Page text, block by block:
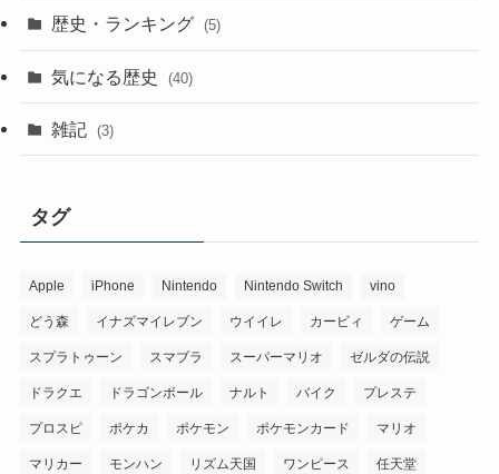
歴史・ランキング (5)
気になる歴史 (40)
雑記 (3)
タグ
Apple iPhone Nintendo Nintendo Switch vino
どう森 イナズマイレブン ウイイレ カービィ ゲーム
スプラトゥーン スマブラ スーパーマリオ ゼルダの伝説
ドラクエ ドラゴンボール ナルト バイク プレステ
プロスピ ポケカ ポケモン ポケモンカード マリオ
マリカー モンハン リズム天国 ワンピース 任天堂